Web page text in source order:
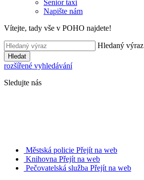
Senior taxi
Napište nám
Vítejte, tady vše v POHO najdete!
Hledaný výraz
Hledat
rozšířené vyhledávání
Sledujte nás
Městská policie Přejít na web
Knihovna Přejít na web
Pečovatelská služba Přejít na web